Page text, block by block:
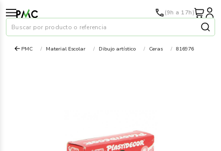
›
(9h a 17h)
Buscar por producto o referencia
PMC Material Escolar Dibujo artístico Ceras 816976